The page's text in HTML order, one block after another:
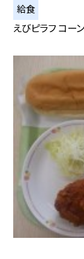
給食
えびピラフ コー